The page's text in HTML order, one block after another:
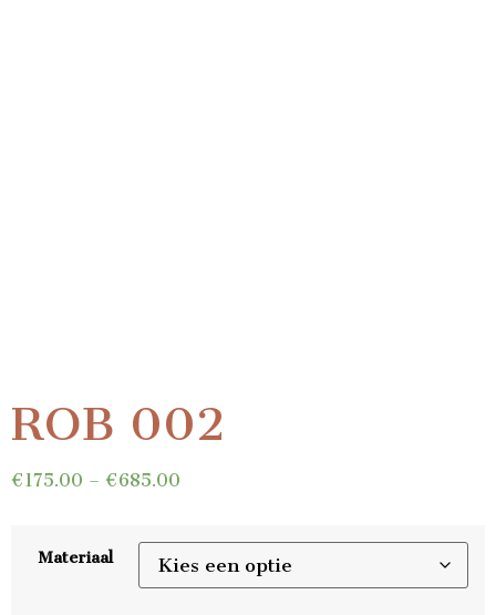
ROB 002
€175.00 – €685.00
Materiaal